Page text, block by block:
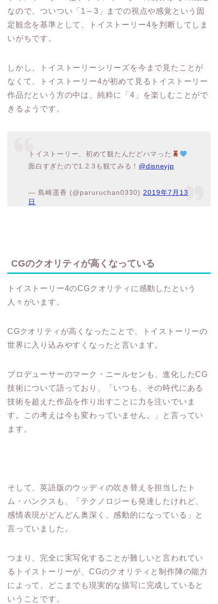
なので、ついつい「1～3」までの視点や感覚という固
定観念を基準として、トイストーリー4を判断してしま
いがちです。
しかし、トイストーリーシリーズを今まで見たことが
なくて、トイストーリー4が初めて見るトイストーリー
作品だという方の中は、純粋に「4」を楽しむことがで
きるようです。
トイストーリー、初めて観たんだどハマった
面白すぎたので1.2.3も観てみる！ @disneyjp
— 島崎遥香 (@paruruchan0330)2019年7月13
日
CGのクオリティが高くなっている
トイストーリー4のCGクオリティに感動したという
人々がいます。
CGクオリティが高くなったことで、トイストーリーの
世界に入り込みやすくなったと言います。
プロデューサーのマーク・ニールセンも、進化したCG
技術について語っており、「いつも、その時代にある
技術を超えた作品を作り出すことに力を注いでいま
す。この考えは今も変わっていません。」と言ってい
ます。
そして、英語版のウッディの吹き替えを担当したト
ム・ハンクスも、「テクノロジーも発達したけれど、
感情表現がどんどん奥深く、感動的になっている」と
言っていました。
つまり、完全に実写化することが難しいと言われてい
るトイストーリーが、CGのクオリティと制作陣の能力
によって、どこまでも現実的な描写に完成していると
いうことです。